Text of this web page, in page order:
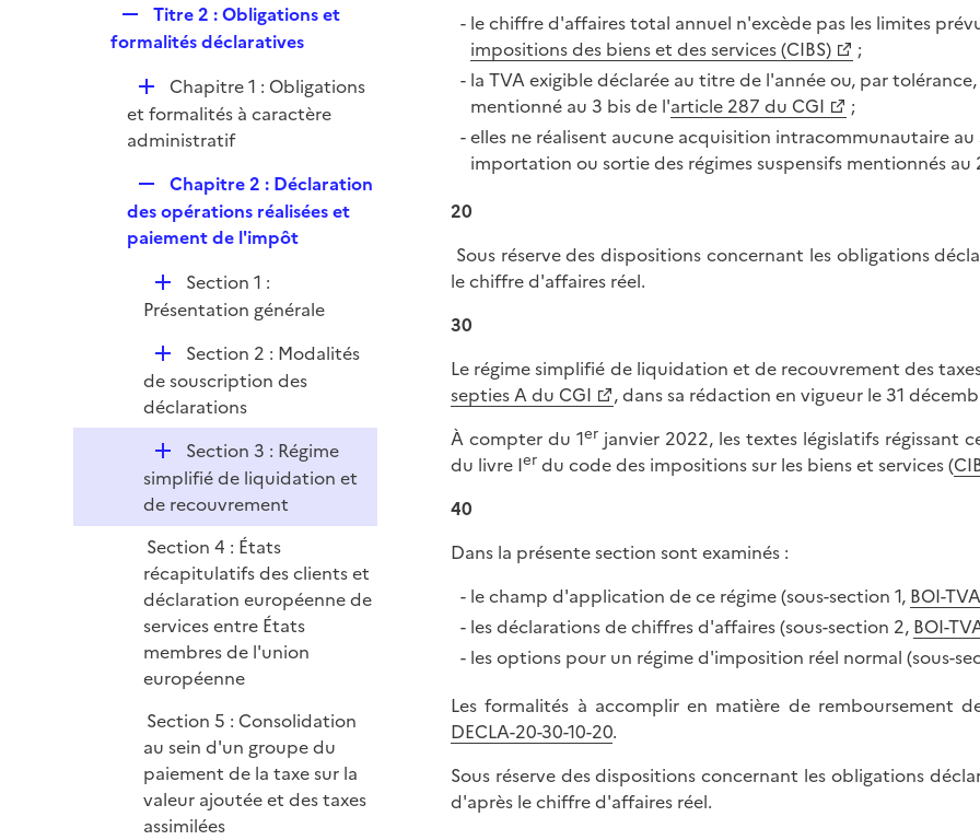
i
e
r
e
l
i
e
Titre 2 : Obligations et
formalités déclaratives
D
é
p
e
r
Chapitre 1 : Obligations
et formalités à caractère
administratif
e
p
i
e
r
Chapitre 2 : Déclaration
des opérations réalisées et
paiement de l'impôt
D
é
i
e
Section 1 :
Présentation générale
D
é
p
l
e
r
Section 2 : Modalités
de souscription des
déclarations
D
é
p
l
i
e
r
Section 3 : Régime
simplifié de liquidation et
de recouvrement
Section 4 : États
récapitulatifs des clients et
déclaration européenne de
services entre États
membres de l'union
européenne
Section 5 : Consolidation
au sein d'un groupe du
paiement de la taxe sur la
valeur ajoutée et des taxes
assimilées
le chiffre d'affaires total annuel n'excède pas les limites
impositions des biens et des services (CIBS)
;
la TVA exigible déclarée au titre de l'année ou, par
mentionné au 3 bis de l'article 287 du CGI
;
elles ne réalisent aucune acquisition intracommunautaire au
importation ou sortie des régimes suspensifs mentionnés au
20
Sous réserve des dispositions concernant les obligations
le chiffre d'affaires réel.
30
Le régime simplifié de liquidation et de recouvrement des
septies A du CGI
, dans sa rédaction en vigueur le 31
À compter du 1er janvier 2022, les textes législatifs régissant
du livre Ier du code des impositions sur les biens et services (
40
Dans la présente section sont examinés :
le champ d'application de ce régime (sous-section 1, BOI-
les déclarations de chiffres d'affaires (sous-section 2, BOI-
les options pour un régime d'imposition réel normal (sous-
Les formalités à accomplir en matière de remboursement
DECLA-20-30-10-20.
Sous réserve des dispositions concernant les obligations
d'après le chiffre d'affaires réel.